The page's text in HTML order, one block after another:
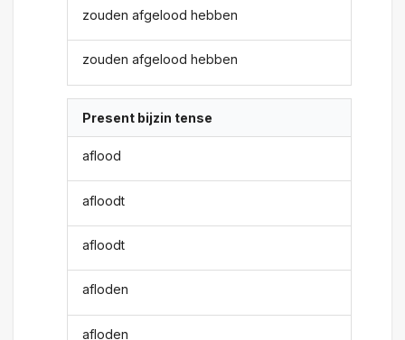
zouden afgelood hebben
zouden afgelood hebben
Present bijzin tense
aflood
afloodt
afloodt
afloden
afloden